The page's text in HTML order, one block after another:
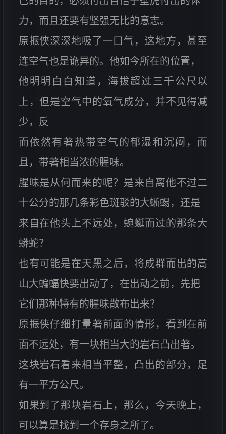
力，而且还要有坚强无比的意志。
原振侠深深地吸了一口气，这地方，甚至
连空气也是诡异的。他如今所在的位置，
他明明白白知道，海拔超过三千公尺以
上，但是空气中的氧气成分，并不见得减
少，反
而依然有著热带空气的郁湿和沉闷，而
且，带著相当浓的腥味。
腥味是从何而来的呢？是来自离他不过二
十公分的那几条彩色斑驳的大蜥蜴，还是
来自在他头上不远处，蜿蜒而过的那条大
蟒蛇？
也有可能是在天黑之后，将成群而出的高
山大蝙蝠快要出动了，在出动之前，先把
它们那种特有的腥味散布出来？
原振侠仔细打量著前面的情形，看到在前
面不远处，有一块相当大的岩石凸出著。
这块岩石看来相当平整，凸出的部分，足
有一平方公尺。
如果到了那块岩石上，那么，今天晚上，
可以算是找到一个存身之所了。